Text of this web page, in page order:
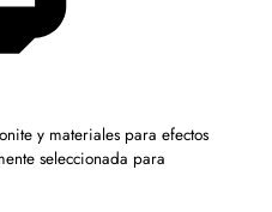
y materiales para efectos
seleccionada para